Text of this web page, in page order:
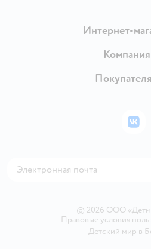
Интернет-
Доставка и
Правила
Политика
Компания
Вакансии
Бонусные
© 2026 ООО
Правовые условия
Детский мир в